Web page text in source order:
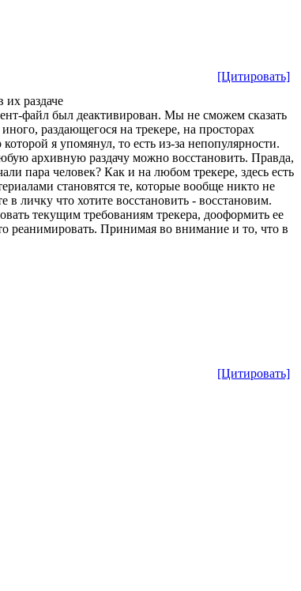
[Цитировать]
раздаче
файл был деактивирован. Мы не сможем сказать
раздающегося на трекере, на просторах
я упомянул, то есть из-за непопулярности.
архивную раздачу можно восстановить. Правда,
пара человек? Как и на любом трекере, здесь есть
становятся те, которые вообще никто не
личку что хотите восстановить - восстановим.
текущим требованиям трекера, дооформить ее
реанимировать. Принимая во внимание и то, что в
[Цитировать]